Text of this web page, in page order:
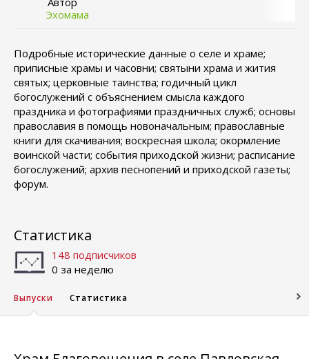
Эхомама
Подробные исторические данные о селе и храме;
приписные храмы и часовни; святыни храма и жития
святых; церковные таинства; годичный цикл
богослужений с объяснением смысла каждого
праздника и фотографиями праздничных служб; основы
православия в помощь новоначальным; православные
книги для скачивания; воскресная школа; окормление
воинской части; события приходской жизни; расписание
богослужений; архив песнопений и приходской газеты;
форум.
Статистика
148 подписчиков
0 за неделю
Выпуски Статистика